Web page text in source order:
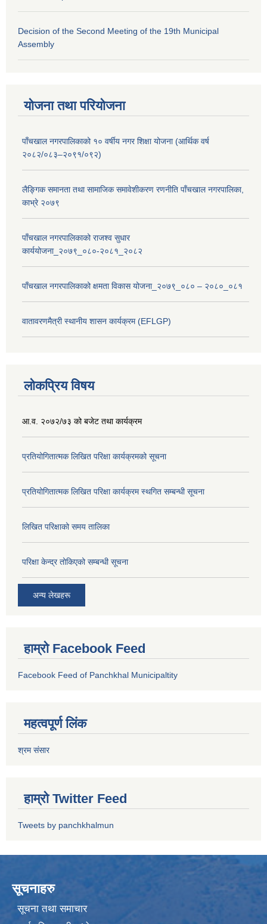
Decision of the Second Meeting of the 19th Municipal
Assembly
योजना तथा परियोजना
पाँचखाल नगरपालिकाको १० वर्षीय नगर शिक्षा योजना (आर्थिक वर्ष
२०८२/०८३–२०९१/०९२)
लैङ्गिक समानता तथा सामाजिक समावेशीकरण रणनीति पाँचखाल नगरपालिका,
काभ्रे २०७९
पाँचखाल नगरपालिकाको राजश्व सुधार
कार्ययोजना_२०७९_०८०-२०८१_२०८२
पाँचखाल नगरपालिकाको क्षमता विकास योजना_२०७९_०८० – २०८०_०८१
वातावरणमैत्री स्थानीय शासन कार्यक्रम (EFLGP)
लोकप्रिय विषय
आ.व. २०७२/७३ को बजेट तथा कार्यक्रम
प्रतियोगितात्मक लिखित परिक्षा कार्यक्रमको सूचना
प्रतियोगितात्मक लिखित परिक्षा कार्यक्रम स्थगित सम्बन्धी सूचना
लिखित परिक्षाको समय तालिका
परिक्षा केन्द्र तोकिएको सम्बन्धी सूचना
अन्य लेखहरू
हाम्रो Facebook Feed
Facebook Feed of Panchkhal Municipaltity
महत्वपूर्ण लिंक
श्रम संसार
हाम्रो Twitter Feed
Tweets by panchkhalmun
सूचनाहरु
सूचना तथा समाचार